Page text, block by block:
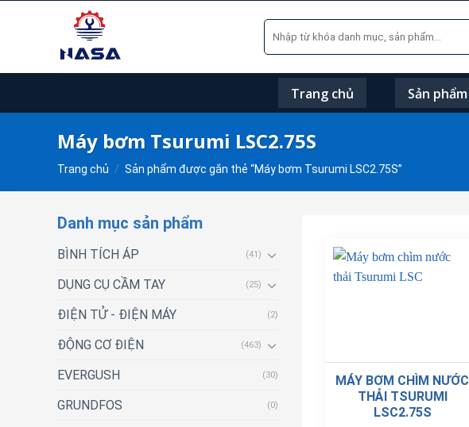
Tìm
kiếm:
Trang chủ Sản phẩm
Máy bơm Tsurumi LSC2.75S
Trang chủ / Sản phẩm được gắn thẻ “Máy bơm Tsurumi LSC2.75S”
Danh mục sản phẩm
BÌNH TÍCH ÁP (41)
DỤNG CỤ CẦM TAY (25)
ĐIỆN TỬ - ĐIỆN MÁY (2)
ĐỘNG CƠ ĐIỆN (463)
EVERGUSH (30)
GRUNDFOS (0)
MÁY BƠM CHÌM NƯỚC
THẢI TSURUMI
LSC2.75S